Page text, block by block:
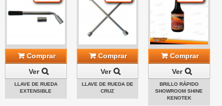
Comprar
Ver
LLAVE DE RUEDA
EXTENSIBLE
Comprar
Ver
LLAVE DE RUEDA DE
CRUZ
Comprar
Ver
BRILLO RÁPIDO
SHOWROOM SHINE
KENOTEK